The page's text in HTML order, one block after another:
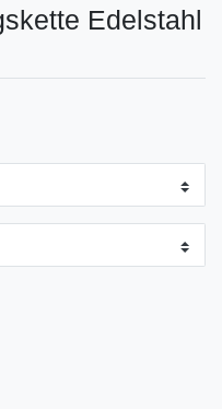
Edelstahl